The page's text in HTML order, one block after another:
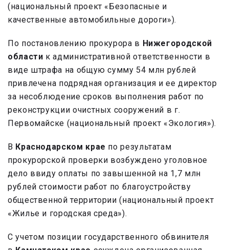
(национальный проект «Безопасные и
качественные автомобильные дороги»).
По постановлению прокурора в Нижегородской
области к административной ответственности в
виде штрафа на общую сумму 54 млн рублей
привлечена подрядная организация и ее директор
за несоблюдение сроков выполнения работ по
реконструкции очистных сооружений в г.
Первомайске (национальный проект «Экология»).
В Краснодарском крае по результатам
прокурорской проверки возбуждено уголовное
дело ввиду оплаты по завышенной на 1,7 млн
рублей стоимости работ по благоустройству
общественной территории (национальный проект
«Жилье и городская среда»).
С учетом позиции государственного обвинителя